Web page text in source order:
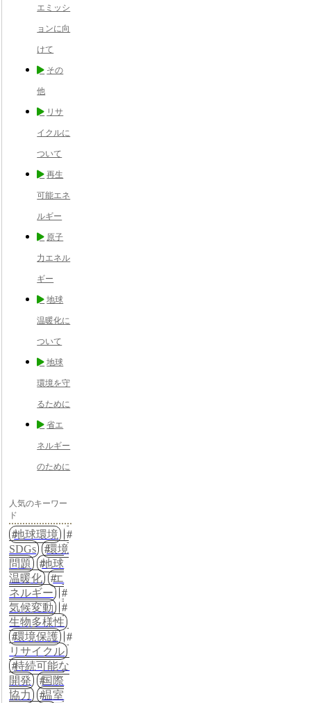
エミッシ
ョンに向
けて
その
他
リサ
イクルに
ついて
再生
可能エネ
ルギー
原子
力エネル
ギー
地球
温暖化に
ついて
地球
環境を守
るために
省エ
ネルギー
のために
人気のキーワー
ド
地球環境
SDGs
環境
問題
地球
温暖化
エ
ネルギー
気候変動
生物多様性
環境保護
リサイクル
持続可能な
開発
国際
協力
温室